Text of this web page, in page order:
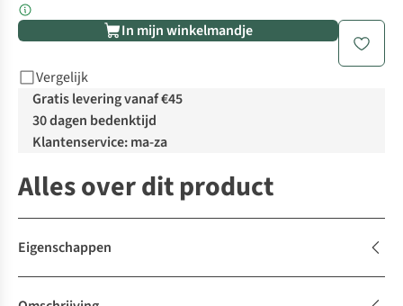
In mijn winkelmandje
Vergelijk
Gratis levering vanaf €45
30 dagen bedenktijd
Klantenservice: ma-za
Alles over dit product
Eigenschappen